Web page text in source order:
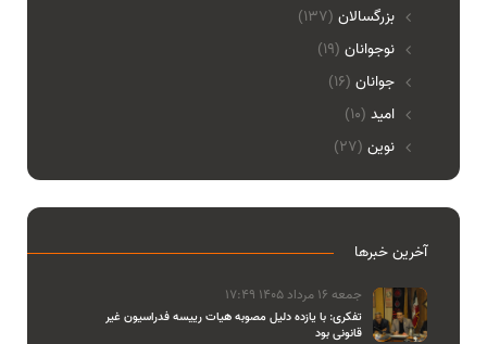
بزرگسالان (137)
نوجوانان (19)
جوانان (16)
امید (10)
نوین (27)
آخرین خبرها
جمعه 16 مرداد 1405 17:49
تفکری: با یازده دلیل مصوبه هیات رییسه فدراسیون غیر
قانونی بود